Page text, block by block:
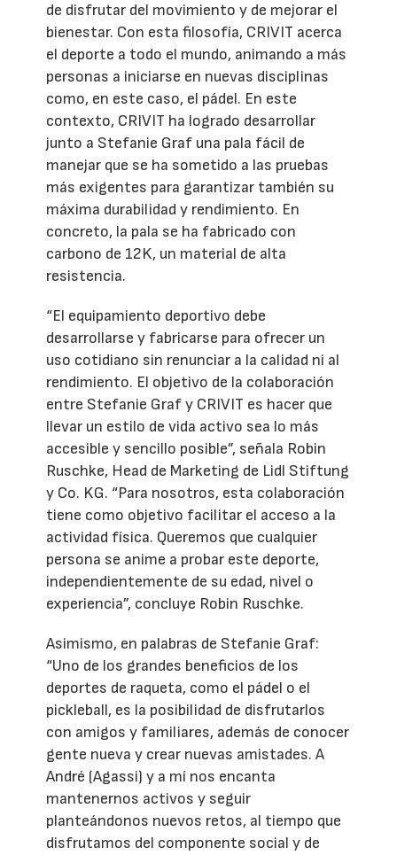
de disfrutar del movimiento y de mejorar el
bienestar. Con esta filosofía, CRIVIT acerca
el deporte a todo el mundo, animando a más
personas a iniciarse en nuevas disciplinas
como, en este caso, el pádel. En este
contexto, CRIVIT ha logrado desarrollar
junto a Stefanie Graf una pala fácil de
manejar que se ha sometido a las pruebas
más exigentes para garantizar también su
máxima durabilidad y rendimiento. En
concreto, la pala se ha fabricado con
carbono de 12K, un material de alta
resistencia.
“El equipamiento deportivo debe
desarrollarse y fabricarse para ofrecer un
uso cotidiano sin renunciar a la calidad ni al
rendimiento. El objetivo de la colaboración
entre Stefanie Graf y CRIVIT es hacer que
llevar un estilo de vida activo sea lo más
accesible y sencillo posible”, señala Robin
Ruschke, Head de Marketing de Lidl Stiftung
y Co. KG. “Para nosotros, esta colaboración
tiene como objetivo facilitar el acceso a la
actividad física. Queremos que cualquier
persona se anime a probar este deporte,
independientemente de su edad, nivel o
experiencia”, concluye Robin Ruschke.
Asimismo, en palabras de Stefanie Graf:
“Uno de los grandes beneficios de los
deportes de raqueta, como el pádel o el
pickleball, es la posibilidad de disfrutarlos
con amigos y familiares, además de conocer
gente nueva y crear nuevas amistades. A
André (Agassi) y a mí nos encanta
mantenernos activos y seguir
planteándonos nuevos retos, al tiempo que
disfrutamos del componente social y de